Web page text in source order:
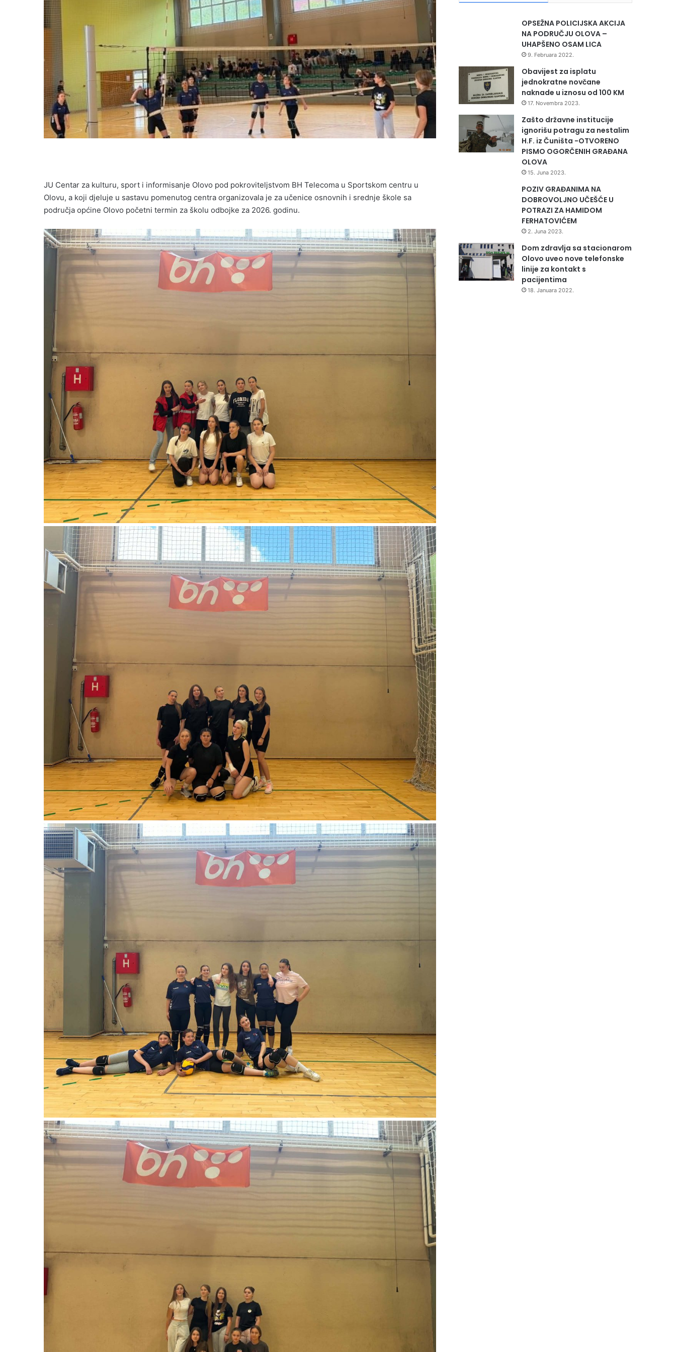
JU Centar za kulturu, sport i informisanje Olovo pod pokroviteljstvom BH Telecoma u Sportskom centru u
Olovu, a koji djeluje u sastavu pomenutog centra organizovala je za učenice osnovnih i srednje škole sa
područja općine Olovo početni termin za školu odbojke za 2026. godinu.
OPSEŽNA POLICIJSKA AKCIJA
NA PODRUČJU OLOVA –
UHAPŠENO OSAM LICA
9. Februara 2022.
Obavijest za isplatu
jednokratne novčane
naknade u iznosu od 100 KM
17. Novembra 2023.
Zašto državne institucije
ignorišu potragu za nestalim
H.F. iz Čuništa -OTVORENO
PISMO OGORČENIH GRAĐANA
OLOVA
15. Juna 2023.
POZIV GRAĐANIMA NA
DOBROVOLJNO UČEŠĆE U
POTRAZI ZA HAMIDOM
FERHATOVIĆEM
2. Juna 2023.
Dom zdravlja sa stacionarom
Olovo uveo nove telefonske
linije za kontakt s
pacijentima
18. Januara 2022.